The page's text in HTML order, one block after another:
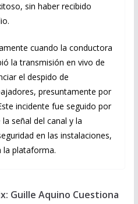
sin haber recibido
cuando la conductora
la transmisión en vivo de
el despido de
presuntamente por
incidente fue seguido por
señal del canal y la
en las instalaciones,
la plataforma.
Guille Aquino Cuestiona